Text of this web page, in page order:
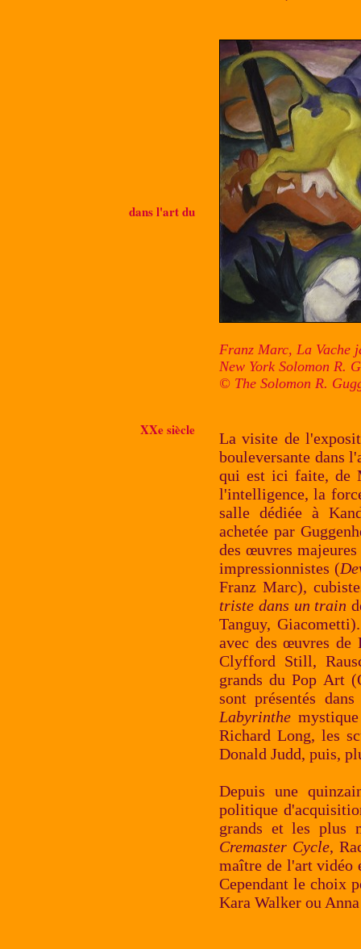
dans l'art du
XXe siècle
Franz Marc, La Vache
New York Solomon R.
© The Solomon R.
La visite de
bouleversante dans
qui est ici faite, de
l'intelligence, la
salle dédiée à
achetée par
des œuvres
impressionnistes (
Franz Marc),
triste dans un train
Tanguy,
avec des œuvres
Clyfford Still,
grands du Pop Art
sont présentés
Labyrinthe
Richard Long, les
Donald Judd, puis,
Depuis une
politique
grands et les plus
Cremaster Cycle,
maître de l'art vidéo
Cependant le choix
Kara Walker ou